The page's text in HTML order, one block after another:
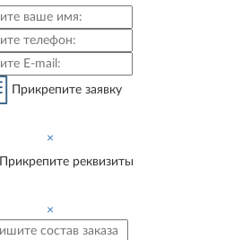
Прикрепите заявку
×
Прикрепите реквизиты
×